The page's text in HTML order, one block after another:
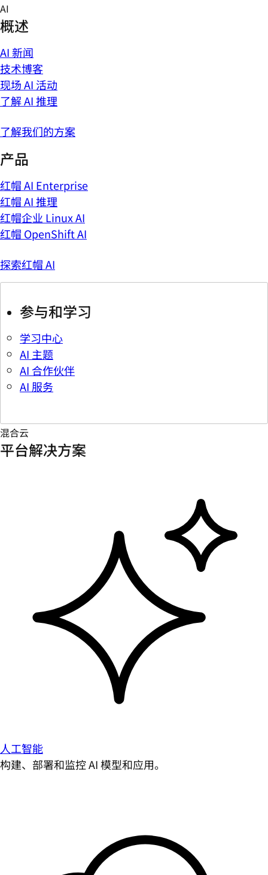
Skip
to
content
AI
概述
AI 新闻
技术博客
现场 AI 活动
了解 AI 推理
了解我们的方案
产品
红帽 AI Enterprise
红帽 AI 推理
红帽企业 Linux AI
红帽 OpenShift AI
探索红帽 AI
参与和学习
学习中心
AI 主题
AI 合作伙伴
AI 服务
混合云
平台解决方案
人工智能
构建、部署和监控 AI 模型和应用。